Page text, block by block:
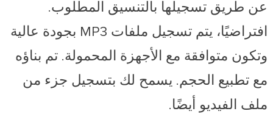
عن طريق تسجيلها بالتنسيق المطلوب.
افتراضيًا، يتم تسجيل ملفات MP3 بجودة عالية
وتكون متوافقة مع الأجهزة المحمولة. تم بناؤه
مع تطبيع الحجم. يسمح لك بتسجيل جزء من
ملف الفيديو أيضًا.